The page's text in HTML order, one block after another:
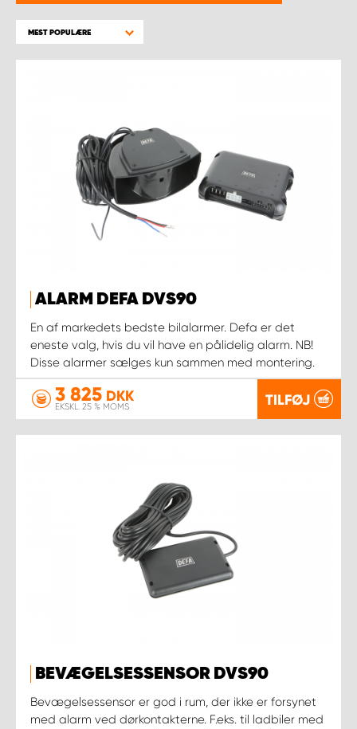
MEST POPULÆRE
ALARM DEFA DVS90
En af markedets bedste bilalarmer. Defa er det
eneste valg, hvis du vil have en pålidelig alarm. NB!
Disse alarmer sælges kun sammen med montering.
3 825 DKK
EKSKL. 25 % MOMS TILFØJ
BEVÆGELSESSENSOR DVS90
Bevægelsessensor er god i rum, der ikke er forsynet
med alarm ved dørkontakterne. F.eks. til ladbiler med